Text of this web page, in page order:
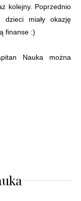
kolejny. Poprzednio
dzieci miały okazję
finanse :)
Nauka można